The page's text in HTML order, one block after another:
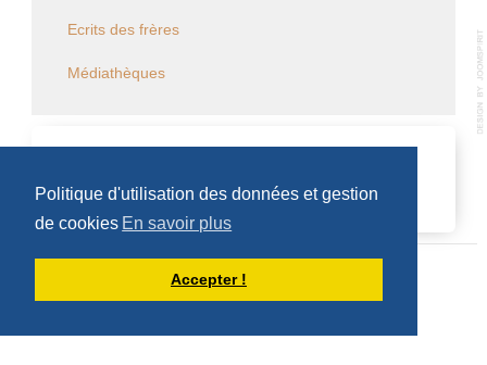
Politique d'utilisation des données et gestion
de cookies En savoir plus
Accepter !
Ecrits des frères
Médiathèques
Aucun évènement